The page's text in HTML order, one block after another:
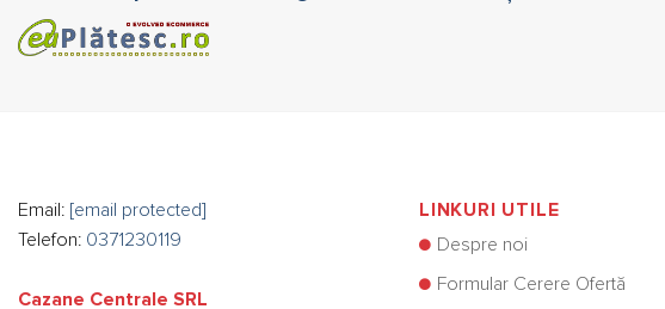
Email: [email protected]
Telefon: 0371230119
Cazane Centrale SRL
LINKURI UTILE
Despre noi
Formular Cerere Ofertă